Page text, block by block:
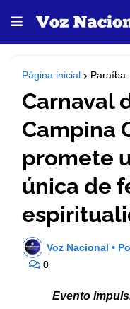
Página inicial Paraíba
Carnaval
Campina
promete
única de
Voz Nacional •
0
Evento